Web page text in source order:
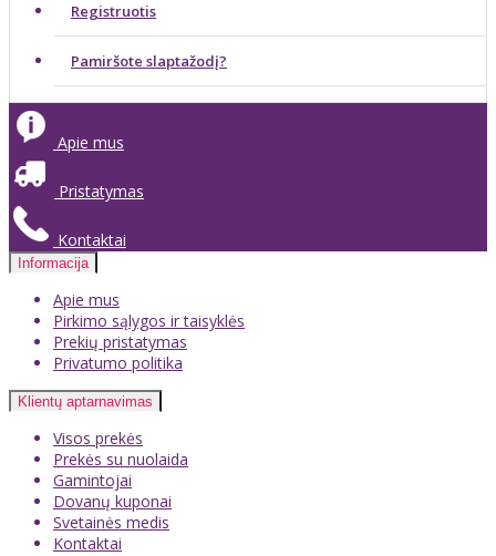
Registruotis
Pamiršote slaptažodį?
Apie mus
Pristatymas
Kontaktai
Informacija
Apie mus
Pirkimo sąlygos ir taisyklės
Prekių pristatymas
Privatumo politika
Klientų aptarnavimas
Visos prekės
Prekės su nuolaida
Gamintojai
Dovanų kuponai
Svetainės medis
Kontaktai